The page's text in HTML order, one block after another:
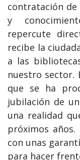
contratación
y
repercute
recibe la
a las
nuestro sector.
que se ha
jubilación de
una realidad
próximos
con unas
para hacer